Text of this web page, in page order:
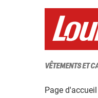
VÊTEMENTS ET
Page d'accueil